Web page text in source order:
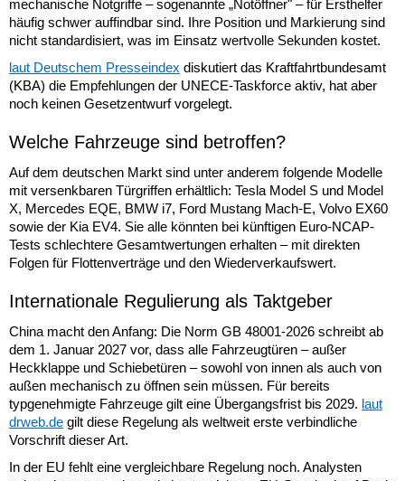
mechanische Notgriffe – sogenannte „Notöffner" – für Ersthelfer
häufig schwer auffindbar sind. Ihre Position und Markierung sind
nicht standardisiert, was im Einsatz wertvolle Sekunden kostet.
laut Deutschem Presseindex diskutiert das Kraftfahrtbundesamt
(KBA) die Empfehlungen der UNECE-Taskforce aktiv, hat aber
noch keinen Gesetzentwurf vorgelegt.
Welche Fahrzeuge sind betroffen?
Auf dem deutschen Markt sind unter anderem folgende Modelle
mit versenkbaren Türgriffen erhältlich: Tesla Model S und Model
X, Mercedes EQE, BMW i7, Ford Mustang Mach-E, Volvo EX60
sowie der Kia EV4. Sie alle könnten bei künftigen Euro-NCAP-
Tests schlechtere Gesamtwertungen erhalten – mit direkten
Folgen für Flottenverträge und den Wiederverkaufswert.
Internationale Regulierung als Taktgeber
China macht den Anfang: Die Norm GB 48001-2026 schreibt ab
dem 1. Januar 2027 vor, dass alle Fahrzeugtüren – außer
Heckklappe und Schiebetüren – sowohl von innen als auch von
außen mechanisch zu öffnen sein müssen. Für bereits
typgenehmigte Fahrzeuge gilt eine Übergangsfrist bis 2029. laut
drweb.de gilt diese Regelung als weltweit erste verbindliche
Vorschrift dieser Art.
In der EU fehlt eine vergleichbare Regelung noch. Analysten